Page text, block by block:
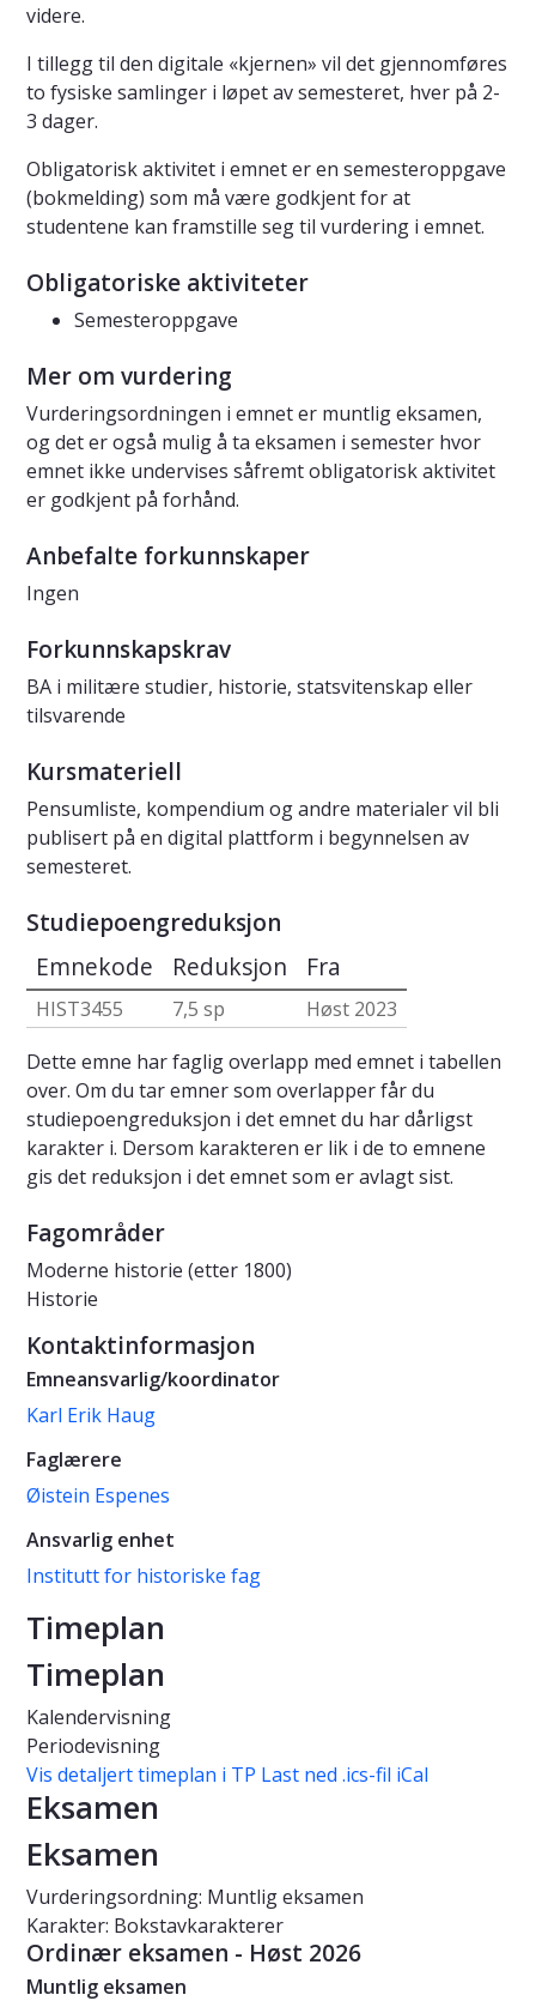
videre.
I tillegg til den digitale «kjernen» vil det gjennomføres
to fysiske samlinger i løpet av semesteret, hver på 2-
3 dager.
Obligatorisk aktivitet i emnet er en semesteroppgave
(bokmelding) som må være godkjent for at
studentene kan framstille seg til vurdering i emnet.
Obligatoriske aktiviteter
Semesteroppgave
Mer om vurdering
Vurderingsordningen i emnet er muntlig eksamen,
og det er også mulig å ta eksamen i semester hvor
emnet ikke undervises såfremt obligatorisk aktivitet
er godkjent på forhånd.
Anbefalte forkunnskaper
Ingen
Forkunnskapskrav
BA i militære studier, historie, statsvitenskap eller
tilsvarende
Kursmateriell
Pensumliste, kompendium og andre materialer vil bli
publisert på en digital plattform i begynnelsen av
semesteret.
Studiepoengreduksjon
Emnekode Reduksjon Fra
HIST3455 7,5 sp
Høst 2023
Dette emne har faglig overlapp med emnet i tabellen
over. Om du tar emner som overlapper får du
studiepoengreduksjon i det emnet du har dårligst
karakter i. Dersom karakteren er lik i de to emnene
gis det reduksjon i det emnet som er avlagt sist.
Fagområder
Moderne historie (etter 1800)
Historie
Kontaktinformasjon
Emneansvarlig/koordinator
Karl Erik Haug
Faglærere
Øistein Espenes
Ansvarlig enhet
Institutt for historiske fag
Timeplan
Timeplan
Kalendervisning
Periodevisning
Vis detaljert timeplan i TP Last ned .ics-fil iCal
Eksamen
Eksamen
Vurderingsordning: Muntlig eksamen
Karakter: Bokstavkarakterer
Ordinær eksamen - Høst 2026
Muntlig eksamen